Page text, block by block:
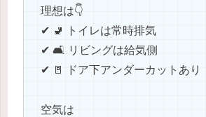
理想は👇
✔ 🚽 トイレは常時排気
✔ 🛋 リビングは給気側
✔ 🚪 ドア下アンダーカットあり
空気は